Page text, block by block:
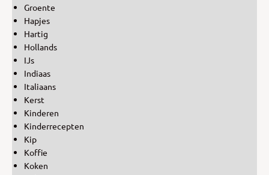
Groente
Hapjes
Hartig
Hollands
IJs
Indiaas
Italiaans
Kerst
Kinderen
Kinderrecepten
Kip
Koffie
Koken